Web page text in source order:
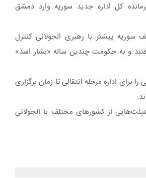
کل اداره جدید سوریه وارد دمشق
سوریه پیشتر با رهبری الجولانی کنترل
و به حکومت چندین ساله «بشار اسد»
برای اداره مرحله انتقالی تا زمان برگزاری
از کشورهای مختلف با الجولانی